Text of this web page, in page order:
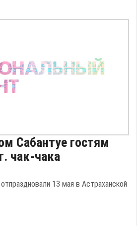
Сабантуе гостям
чак-чака
13 мая в Астраханской